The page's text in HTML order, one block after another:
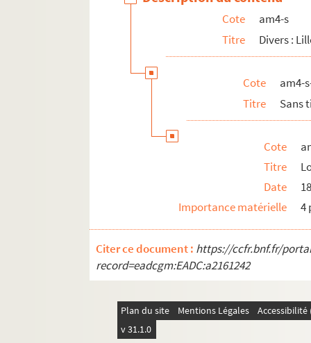
Cote
am4-s
Titre
Divers :
Cote
am4-
Titre
Sans
Cote
Titre
Date
Importance matérielle
4
Citer ce document : https://ccfr.bnf.fr/
record=eadcgm:EADC:a2161242
Plan du site Mentions Légales
v 31.1.0